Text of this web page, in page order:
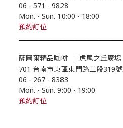
06 - 571 - 9828
Mon. - Sun. 10:00 - 18:00
預約訂位
薩圖爾精品咖啡 ｜ 虎尾之丘廣場
701 台南市東區東門路三段319號
06 - 267 - 8383
Mon. - Sun. 9:00 - 19:00
預約訂位